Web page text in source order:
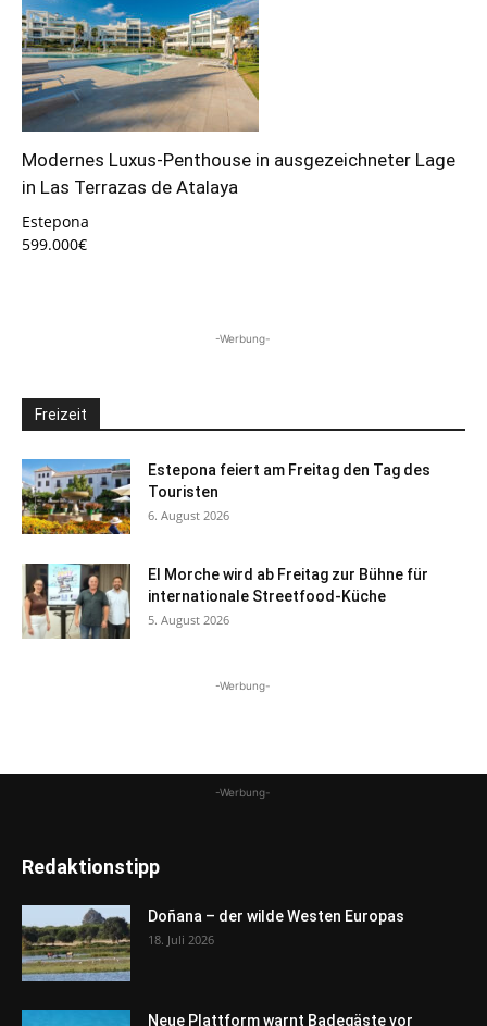
Modernes Luxus-Penthouse in ausgezeichneter Lage
in Las Terrazas de Atalaya
Estepona
599.000€
-Werbung-
Freizeit
Estepona feiert am Freitag den Tag des
Touristen
6. August 2026
El Morche wird ab Freitag zur Bühne für
internationale Streetfood-Küche
5. August 2026
-Werbung-
-Werbung-
Redaktionstipp
Doñana – der wilde Westen Europas
18. Juli 2026
Neue Plattform warnt Badegäste vor